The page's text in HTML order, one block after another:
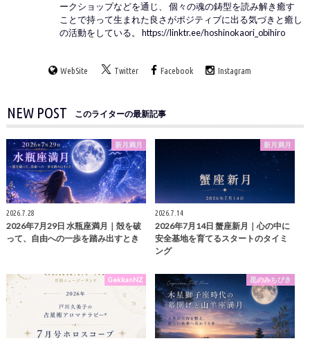
ークショップなどを通じ、 個々の魂の鋳型を読み解き癒す
ことで持って生まれた良さがポジティブに出る気づきと癒し
の活動をしている。 https://linktr.ee/hoshinokaori_obihiro
WebSite Twitter Facebook Instagram
NEW POST このライターの最新記事
新月満月
2026.7.28
2026年7月29日 水瓶座満月｜殻を破
って、自由への一歩を踏み出すとき
新月満月
2026.7.14
2026年7月14日 蟹座新月｜心の中に
安全基地を育てるスタートのタイミ
ング
GekkanNZ 星のみちびき